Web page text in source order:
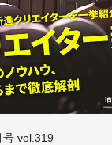
vol.319